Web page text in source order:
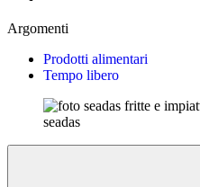
Argomenti
Prodotti alimentari
Tempo libero
seadas